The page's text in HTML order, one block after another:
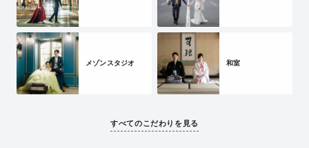
メゾンスタジオ 和室
すべてのこだわりを見る